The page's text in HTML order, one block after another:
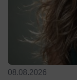
08.08.2026